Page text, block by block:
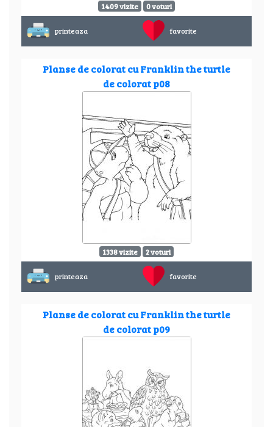
1409 vizite 0 voturi
printeaza favorite
Planse de colorat cu Franklin the turtle
de colorat p08
1338 vizite 2 voturi
printeaza favorite
Planse de colorat cu Franklin the turtle
de colorat p09